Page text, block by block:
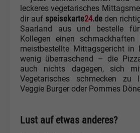
leckeres vegetarisches
dir auf speisekarte24.de den
Saarland aus und bestelle
Kollegen einen
meistbestellte Mittagsgericht in
wenig überraschend – die
auch nichts dagegen, sich
Vegetarisches schmecken zu
Veggie Burger oder Pommes
Lust auf etwas anderes?